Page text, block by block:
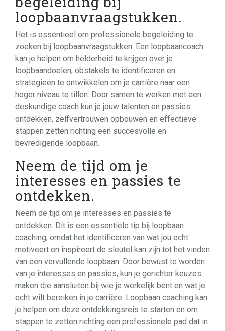
loopbaanvraagstukken.
Het is essentieel om professionele begeleiding te
zoeken bij loopbaanvraagstukken. Een loopbaancoach
kan je helpen om helderheid te krijgen over je
loopbaandoelen, obstakels te identificeren en
strategieën te ontwikkelen om je carrière naar een
hoger niveau te tillen. Door samen te werken met een
deskundige coach kun je jouw talenten en passies
ontdekken, zelfvertrouwen opbouwen en effectieve
stappen zetten richting een succesvolle en
bevredigende loopbaan.
Neem de tijd om je
interesses en passies te
ontdekken.
Neem de tijd om je interesses en passies te
ontdekken. Dit is een essentiële tip bij loopbaan
coaching, omdat het identificeren van wat jou echt
motiveert en inspireert de sleutel kan zijn tot het vinden
van een vervullende loopbaan. Door bewust te worden
van je interesses en passies, kun je gerichter keuzes
maken die aansluiten bij wie je werkelijk bent en wat je
echt wilt bereiken in je carrière. Loopbaan coaching kan
je helpen om deze ontdekkingsreis te starten en om
stappen te zetten richting een professionele pad dat in